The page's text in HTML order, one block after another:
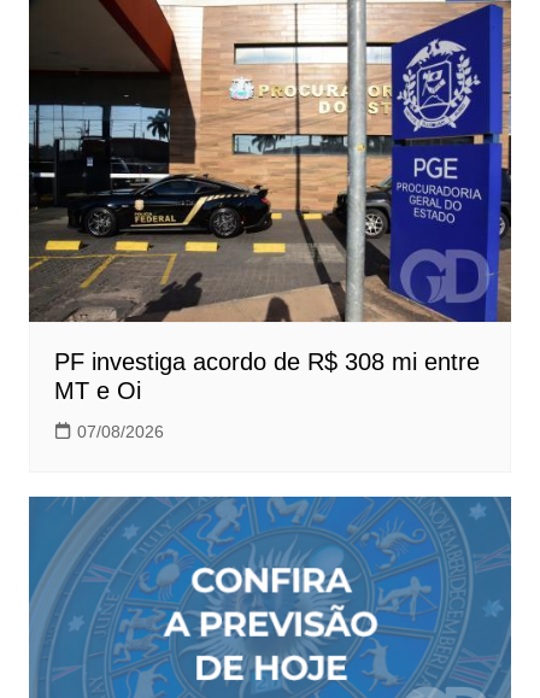
PF investiga acordo de R$ 308 mi entre
MT e Oi
07/08/2026